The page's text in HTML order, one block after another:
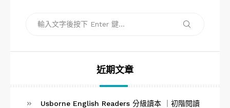
搜
近期文章
Usborne English Readers 分級讀本 ｜初階閱讀